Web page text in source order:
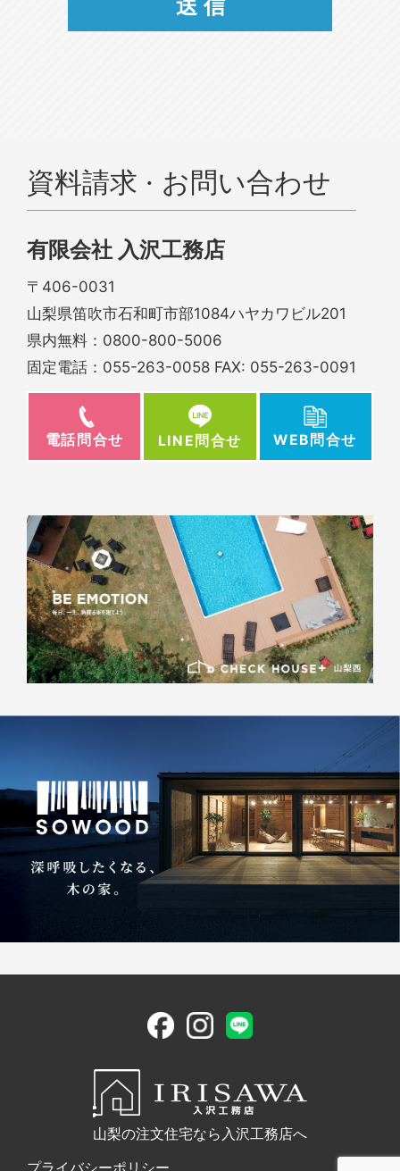
資料請求 · お問い合わせ
有限会社 入沢工務店
〒406-0031
山梨県笛吹市石和町市部1084ハヤカワビル201
県内無料： 0800-800-5006
固定電話： 055-263-0058 FAX: 055-263-0091
電話問合せ LINE問合せ WEB問合せ
山梨の注文住宅なら入沢工務店へ